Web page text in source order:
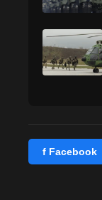
f Facebook